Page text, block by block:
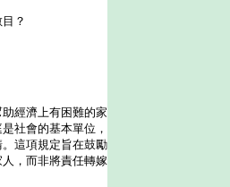
？
經濟上有困難的家
社會的基本單位，
這項規定旨在鼓勵
，而非將責任轉嫁